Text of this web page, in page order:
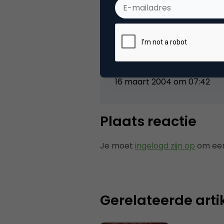
mangold
Het gaat hier overigens om
16 maart 2004 om 07:42
Plaats reactie
Je moet ingelogd zijn op om
Gerelateerde